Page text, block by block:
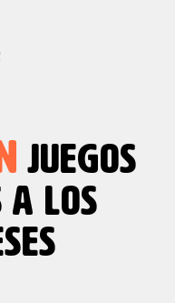
JUEGOS
A LOS